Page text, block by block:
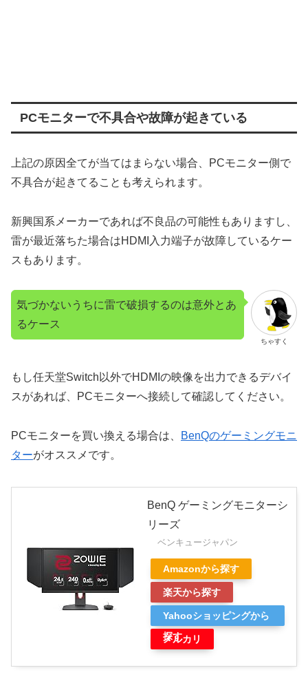
PCモニターで不具合や故障が起きている
上記の原因全てが当てはまらない場合、PCモニター側で
不具合が起きてることも考えられます。
新興国系メーカーであれば不良品の可能性もありますし、
雷が最近落ちた場合はHDMI入力端子が故障しているケー
スもあります。
ちゃすく
気づかないうちに雷で破損するのは意外とあ
るケース
もし任天堂Switch以外でHDMIの映像を出力できるデバイ
スがあれば、PCモニターへ接続して確認してください。
PCモニターを買い換える場合は、
BenQのゲーミングモニ
ターがオススメです。
BenQ ゲーミングモニターシ
リーズ
ベンキュージャパン
Amazonから探す
楽天から探す
Yahooショッピングから
探す
メルカリ